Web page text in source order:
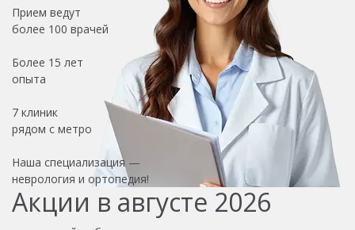
Прием ведут
более 100 врачей
Более 15 лет
опыта
7 клиник
рядом с метро
Наша специализация —
неврология и ортопедия!
Акции в августе 2026